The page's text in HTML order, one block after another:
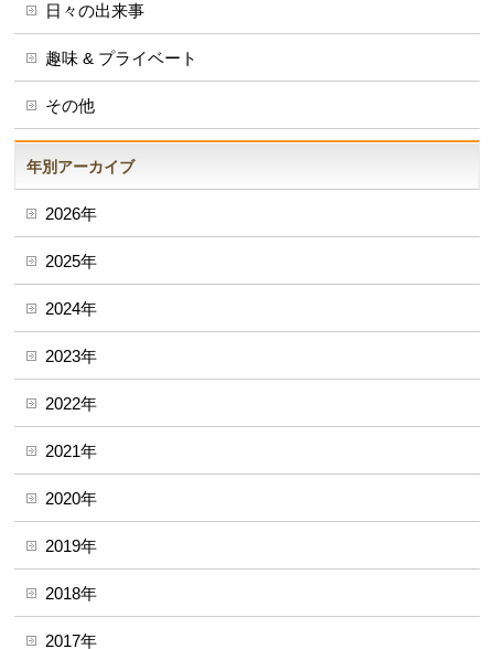
日々の出来事
趣味 & プライベート
その他
年別アーカイブ
2026年
2025年
2024年
2023年
2022年
2021年
2020年
2019年
2018年
2017年